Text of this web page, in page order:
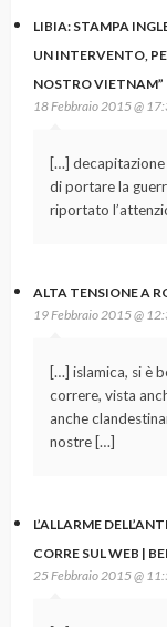
LIBIA: STAMPA
UN INTERVENTO,
NOSTRO VIETNAM”
18 Febbraio 2015 @
[…]
di portare la
riportato
ALTA TENSIONE A
19 Febbraio 2015 @
[…] islamica, si è
correre, vista
anche
nostre […]
L’ALLARME
CORRE SUL WEB |
25 Febbraio 2015 @